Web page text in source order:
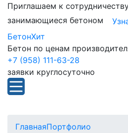
Приглашаем к
занимающиеся бетоном
БетонХит
Бетон по ценам
+7 (958) 111-63-28
заявки круглосуточно
ГлавнаяПортфолио